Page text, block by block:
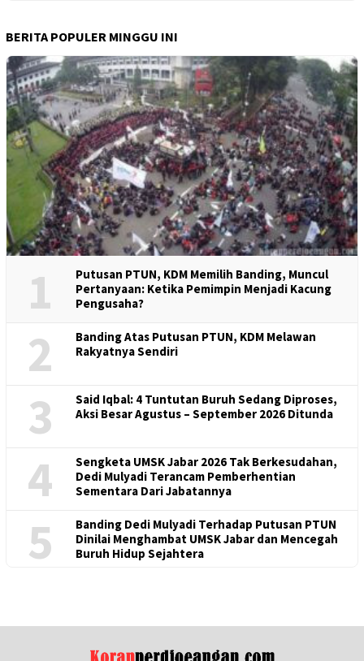
BERITA POPULER MINGGU INI
1
Putusan PTUN, KDM Memilih Banding, Muncul
Pertanyaan: Ketika Pemimpin Menjadi Kacung
Pengusaha?
2
Banding Atas Putusan PTUN, KDM Melawan
Rakyatnya Sendiri
3
Said Iqbal: 4 Tuntutan Buruh Sedang Diproses,
Aksi Besar Agustus – September 2026 Ditunda
4
Sengketa UMSK Jabar 2026 Tak Berkesudahan,
Dedi Mulyadi Terancam Pemberhentian
Sementara Dari Jabatannya
5
Banding Dedi Mulyadi Terhadap Putusan PTUN
Dinilai Menghambat UMSK Jabar dan Mencegah
Buruh Hidup Sejahtera